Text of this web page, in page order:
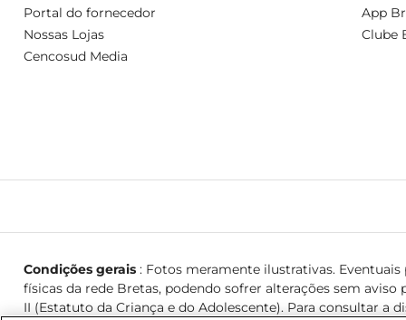
Portal do fornecedor
Nossas Lojas
Cencosud Media
App
Clube
Condições gerais: Fotos meramente ilustrativas. Eventuais
físicas da rede Bretas, podendo sofrer alterações sem aviso
II (Estatuto da Criança e do Adolescente). Para consultar a